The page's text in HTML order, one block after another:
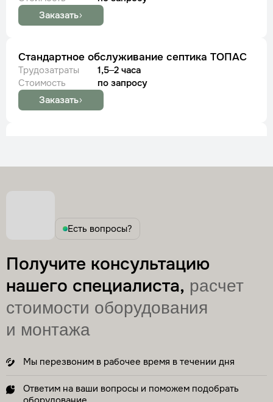
Заказать
Стандартное обслуживание септика ТОПАС
Трудозатраты
1,5–2 часа
Стоимость
по запросу
Заказать
Стоимость
по запросу
Обслуживание септика Итал
Заказать
Обслуживание септика Аквалос
Трудозатраты
Стоимость
Обслуживание септика Евролос
Есть вопросы?
Получите консультацию
нашего специалиста, расчет
стоимости оборудования
и монтажа
Мы перезвоним в рабочее время в течении дня
Ответим на ваши вопросы и поможем подобрать